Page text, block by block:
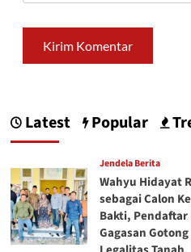
Latest Popular
Jendela Berita
Wahyu Hidayat
sebagai Calon
Bakti, Pendaftar
Gagasan